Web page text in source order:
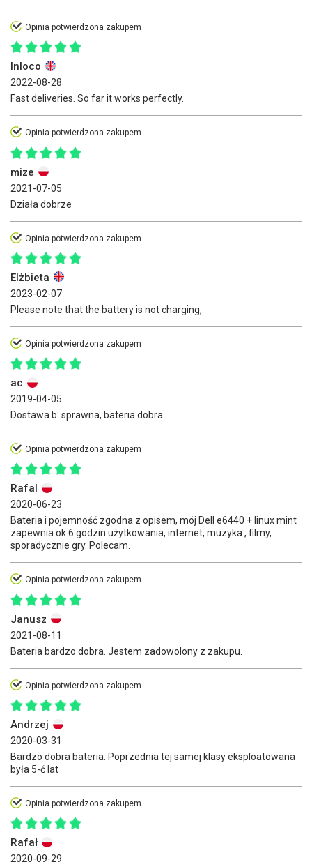
Opinia potwierdzona zakupem
Inloco
2022-08-28
Fast deliveries. So far it works perfectly.
Opinia potwierdzona zakupem
mize
2021-07-05
Działa dobrze
Opinia potwierdzona zakupem
Elżbieta
2023-02-07
Please note that the battery is not charging,
Opinia potwierdzona zakupem
ac
2019-04-05
Dostawa b. sprawna, bateria dobra
Opinia potwierdzona zakupem
Rafal
2020-06-23
Bateria i pojemność zgodna z opisem, mój Dell e6440 + linux mint
zapewnia ok 6 godzin użytkowania, internet, muzyka , filmy,
sporadycznie gry. Polecam.
Opinia potwierdzona zakupem
Janusz
2021-08-11
Bateria bardzo dobra. Jestem zadowolony z zakupu.
Opinia potwierdzona zakupem
Andrzej
2020-03-31
Bardzo dobra bateria. Poprzednia tej samej klasy eksploatowana
była 5-ć lat
Opinia potwierdzona zakupem
Rafał
2020-09-29